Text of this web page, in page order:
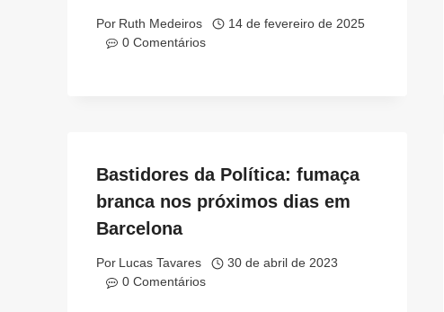
Por Ruth Medeiros
14 de fevereiro de 2025
0 Comentários
Bastidores da Política: fumaça
branca nos próximos dias em
Barcelona
Por Lucas Tavares
30 de abril de 2023
0 Comentários